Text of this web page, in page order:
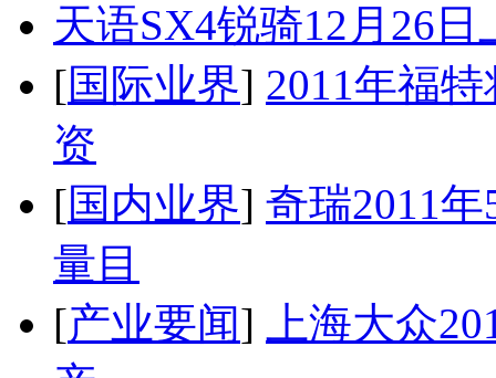
天语SX4锐骑12月26
[国际业界] 2011年福
资
[国内业界] 奇瑞2011
量目
[产业要闻]
上海大众